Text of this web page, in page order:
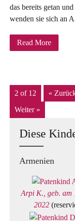
das bereits getan
wenden sie sich an
Read More
2 of 12 «
Weiter »
Diese
Armenien
Arpi K., geb. am
2022